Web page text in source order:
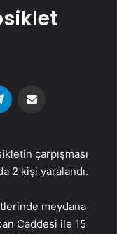
çarpışması
2 kişi yaralandı.
meydana
Caddesi ile 15